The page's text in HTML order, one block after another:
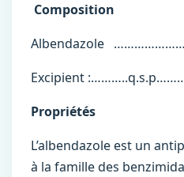
Composition
Albendazole
Excipient
Propriétés
L’albendazole est un
à la famille des